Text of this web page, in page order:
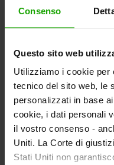
Consenso
Questo sito web
Utilizziamo i cookie per
tecnico del sito web, le
personalizzati in base
cookie, i dati personali
il vostro consenso -
Uniti. La Corte di
Stati Uniti non